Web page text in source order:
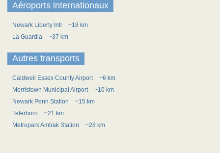
Aéroports internationaux
Newark Liberty Intl
~18 km
La Guardia
~37 km
Autres transports
Caldwell Essex County Airport
~6 km
Morristown Municipal Airport
~10 km
Newark Penn Station
~15 km
Teterboro
~21 km
Metropark Amtrak Station
~28 km